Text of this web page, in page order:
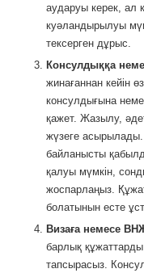
аударуы керек, ал
куәландырылуы
тексерген дұрыс.
Консулдыққа
жинағаннан кейін
консулдығына
қажет. Жазылу,
жүзеге
байланысты
қалуы мүмкін,
жоспарлаңыз.
болатынын есте
Визаға немесе
барлық
тапсырасыз.